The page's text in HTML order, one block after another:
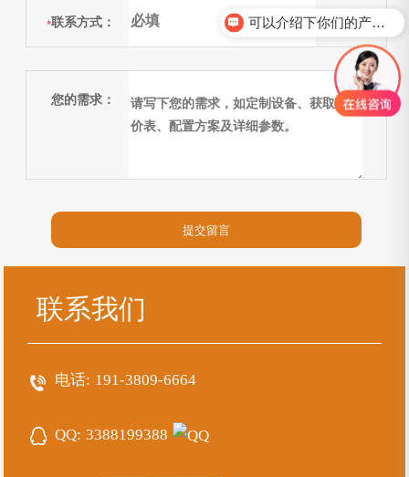
*联系方式：
您的需求：
联系我们
电话: 191-3809-6664
QQ: 3388199388
可以介绍下你们的产品么？